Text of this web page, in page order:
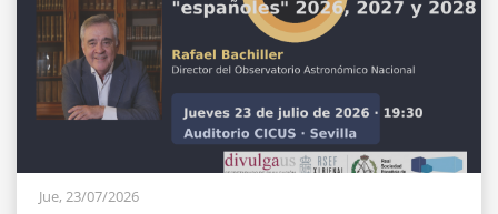
Jue, 23/07/2026